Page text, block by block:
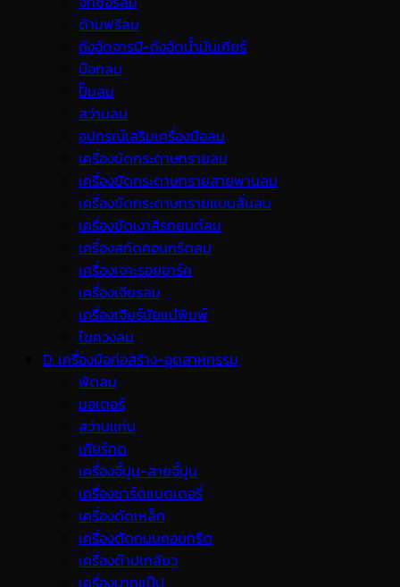
ด้ามฟรีลม
ถังอัดจารบี-ถังอัดน้ำมันเกียร์
บ๊อกลม
ปั๊มลม
สว่านลม
อุปกรณ์เสริมเครื่องมือลม
เครื่องขัดกระดาษทรายลม
เครื่องขัดกระดาษทรายสายพานลม
เครื่องขัดกระดาษทรายแบบสั่นลม
เครื่องขัดเงาสีรถยนต์ลม
เครื่องสกัดคอนกรีตลม
เครื่องเจาะรอยอาร์ค
เครื่องเจียรลม
เครื่องเจียร์นัยแม่พิมพ์
ไขควงลม
D. เครื่องมือก่อสร้าง-อุตสาหกรรม
พ้ดลม
มอเตอร์
สว่านแท่น
เกียร์ทด
เครื่องจี้ปูน-สายจี้ปูน
เครื่องชาร์ตแบตเตอรี่
เครื่องดัดเหล็ก
เครื่องตัดถนนคอนกรีต
เครื่องต๊าปเกลียว
เครื่องบากแป๊ป